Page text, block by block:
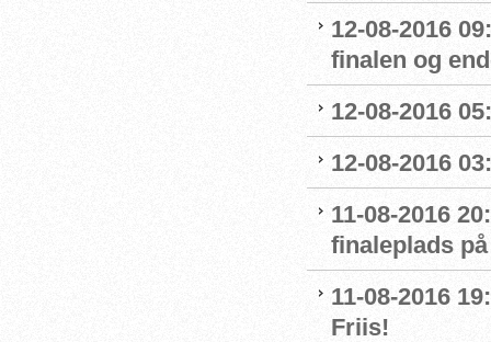
12-08-2016
finalen og
12-08-2016
12-08-2016
11-08-2016
finaleplads
11-08-2016
Friis!